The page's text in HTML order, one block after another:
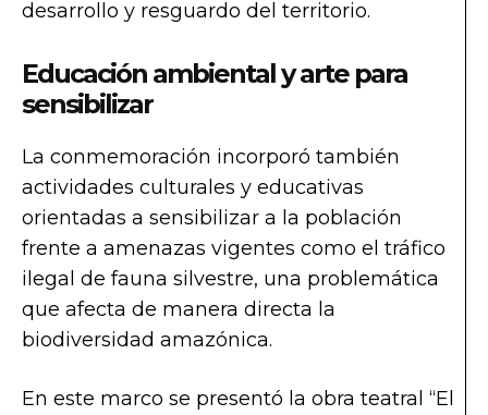
desarrollo y resguardo del territorio.
Educación ambiental y arte para
sensibilizar
La conmemoración incorporó también
actividades culturales y educativas
orientadas a sensibilizar a la población
frente a amenazas vigentes como el tráfico
ilegal de fauna silvestre, una problemática
que afecta de manera directa la
biodiversidad amazónica.
En este marco se presentó la obra teatral “El